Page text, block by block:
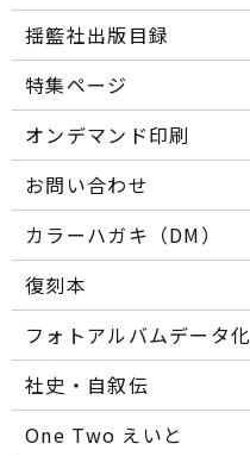
揺籃社出版目録
特集ページ
オンデマンド印刷
お問い合わせ
カラーハガキ（DM）
復刻本
フォトアルバムデータ化
社史・自叙伝
One Two えいと